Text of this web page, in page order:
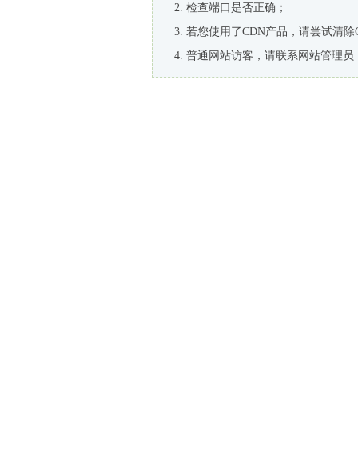
检查端口是否正确；
若您使用了CDN产品，请尝试清除
普通网站访客，请联系网站管理员